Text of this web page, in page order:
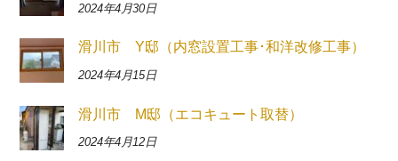
2024年4月30日
滑川市 Y邸（内窓設置工事･和洋改修工事）
2024年4月15日
滑川市 M邸（エコキュート取替）
2024年4月12日